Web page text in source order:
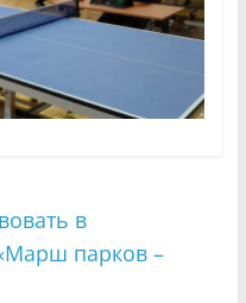
в
парков –